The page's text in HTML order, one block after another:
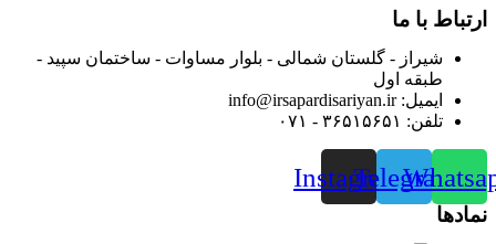
ارتباط با ما
شیراز - گلستان شمالی - بلوار مساوات - ساختمان سپید -
طبقه اول
ایمیل: info@irsapardisariyan.ir
تلفن: ۳۶۵۱۵۶۵۱ - ۰۷۱
Telegram
Instagram
نمادها